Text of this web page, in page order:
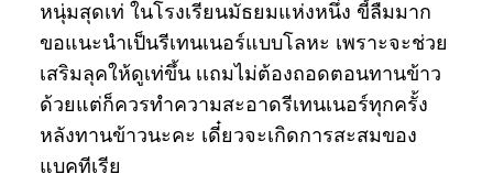
หนุ่มสุดเท่ ในโรงเรียนมัธยมแห่งหนึ่ง ขี้ลืมมาก
ขอแนะนำเป็นรีเทนเนอร์แบบโลหะ เพราะจะช่วย
เสริมลุคให้ดูเท่ขึ้น เเถมไม่ต้องถอดตอนทานข้าว
ด้วยแต่ก็ควรทำความสะอาดรีเทนเนอร์ทุกครั้ง
หลังทานข้าวนะคะ เดี๋ยวจะเกิดการสะสมของ
แบคทีเรีย